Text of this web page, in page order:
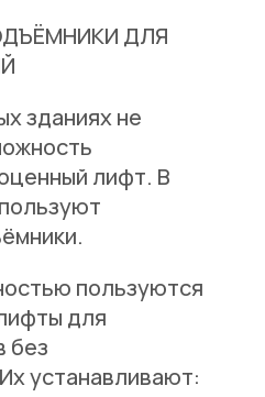
ДЛЯ
зданиях не
лифт. В
пользуются
для
без
устанавливают: